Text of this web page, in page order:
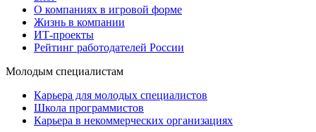
О компаниях в игровой форме
Жизнь в компании
ИТ-проекты
Рейтинг работодателей России
Молодым специалистам
Карьера для молодых специалистов
Школа программистов
Карьера в некоммерческих организациях